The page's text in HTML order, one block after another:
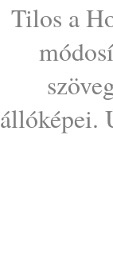
Tilos a
állóképei.